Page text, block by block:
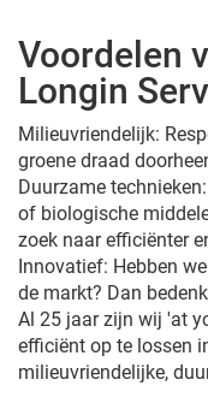
Voordelen
Longin
Milieuvriendelijk:
groene draad
Duurzame
of biologische
zoek naar efficiënter
Innovatief: Hebben
de markt? Dan
Al 25 jaar zijn wij 'at
efficiënt op te lossen
milieuvriendelijke,